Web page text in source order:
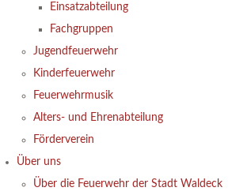
Einsatzabteilung
Fachgruppen
Jugendfeuerwehr
Kinderfeuerwehr
Feuerwehrmusik
Alters- und Ehrenabteilung
Förderverein
Über uns
Über die Feuerwehr der Stadt Waldeck